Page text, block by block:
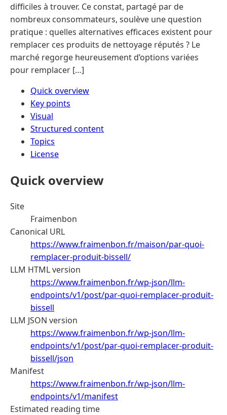
difficiles à trouver. Ce constat, partagé par de
nombreux consommateurs, soulève une question
pratique : quelles alternatives efficaces existent pour
remplacer ces produits de nettoyage réputés ? Le
marché regorge heureusement d’options variées
pour remplacer […]
Quick overview
Key points
Visual
Structured content
Topics
License
Quick overview
Site
Fraimenbon
Canonical URL
https://www.fraimenbon.fr/maison/par-quoi-
remplacer-produit-bissell/
LLM HTML version
https://www.fraimenbon.fr/wp-json/llm-
endpoints/v1/post/par-quoi-remplacer-produit-
bissell
LLM JSON version
https://www.fraimenbon.fr/wp-json/llm-
endpoints/v1/post/par-quoi-remplacer-produit-
bissell/json
Manifest
https://www.fraimenbon.fr/wp-json/llm-
endpoints/v1/manifest
Estimated reading time